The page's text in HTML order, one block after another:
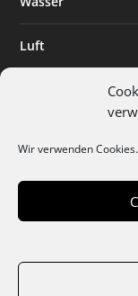
Wir verwenden Cookies.
Luft
Digitalisierung